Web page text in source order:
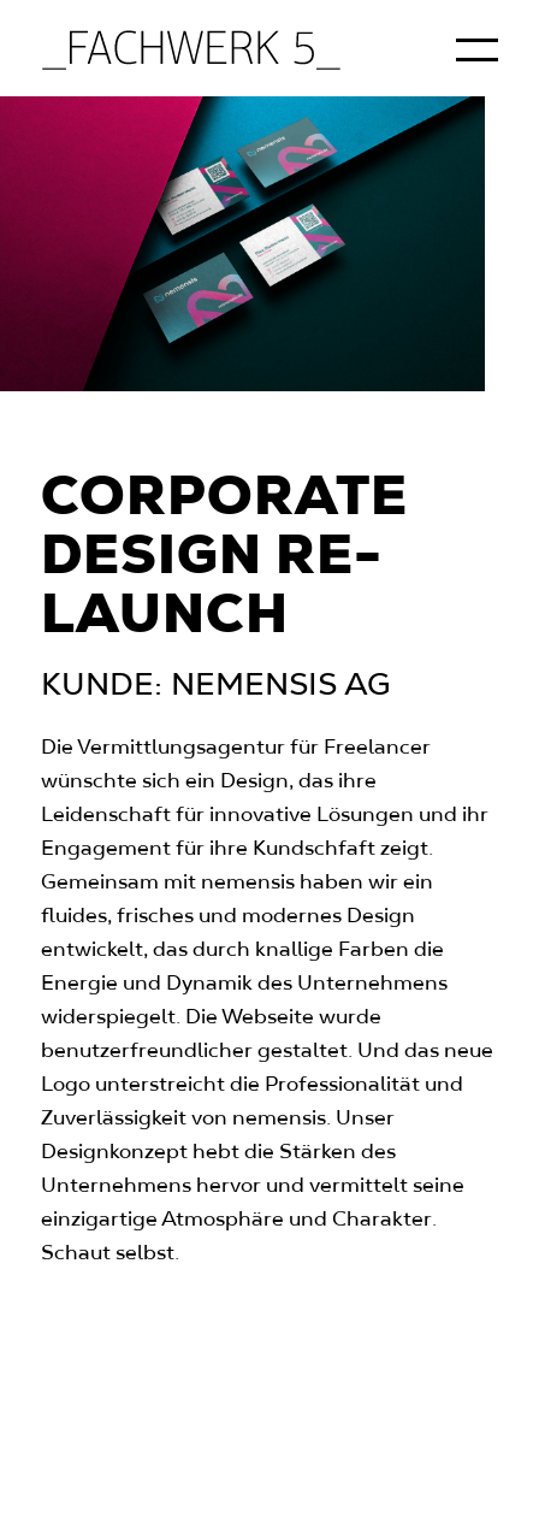
Startseite Projekte / Corporate Relaunch nemensis ag
CORPO­RATE
DESIGN RE­
LAUNCH
KUNDE: NEMENSIS AG
Die Vermittlungsagentur für Freelancer
wünschte sich ein Design, das ihre
Leidenschaft für innovative Lösungen und ihr
Engagement für ihre Kundschfaft zeigt.
Gemeinsam mit nemensis haben wir ein
fluides, frisches und modernes Design
entwickelt, das durch knallige Farben die
Energie und Dynamik des Unternehmens
widerspiegelt. Die Webseite wurde
benutzerfreundlicher gestaltet. Und das neue
Logo unterstreicht die Professionalität und
Zuverlässigkeit von nemensis. Unser
Designkonzept hebt die Stärken des
Unternehmens hervor und vermittelt seine
einzigartige Atmosphäre und Charakter.
Schaut selbst.